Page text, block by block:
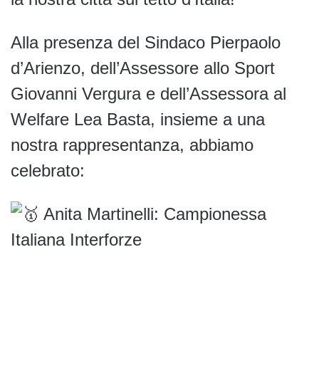
Alla presenza del Sindaco Pierpaolo
d’Arienzo, dell’Assessore allo Sport
Giovanni Vergura e dell’Assessora al
Welfare Lea Basta, insieme a una
nostra rappresentanza, abbiamo
celebrato:
Anita Martinelli: Campionessa
Italiana Interforze